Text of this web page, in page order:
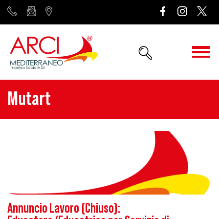
Mutart
Annuncio Lavoro (Chiuso):